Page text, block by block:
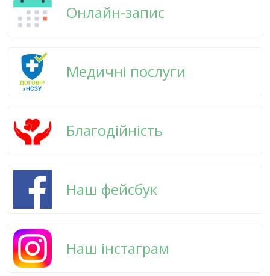
Онлайн-запис
Медичні послуги
Благодійність
Наш фейсбук
Наш інстаграм